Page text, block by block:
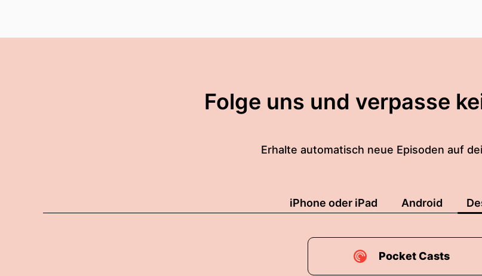
Folge uns und verpasse
Erhalte automatisch neue Episoden auf
iPhone oder iPad Android
Pocket Casts